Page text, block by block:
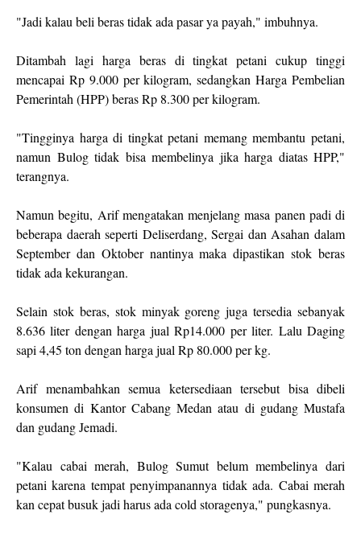
"Jadi kalau beli beras tidak ada pasar ya payah," imbuhnya.
Ditambah lagi harga beras di tingkat petani cukup tinggi
mencapai Rp 9.000 per kilogram, sedangkan Harga Pembelian
Pemerintah (HPP) beras Rp 8.300 per kilogram.
"Tingginya harga di tingkat petani memang membantu petani,
namun Bulog tidak bisa membelinya jika harga diatas HPP,"
terangnya.
Namun begitu, Arif mengatakan menjelang masa panen padi di
beberapa daerah seperti Deliserdang, Sergai dan Asahan dalam
September dan Oktober nantinya maka dipastikan stok beras
tidak ada kekurangan.
Selain stok beras, stok minyak goreng juga tersedia sebanyak
8.636 liter dengan harga jual Rp14.000 per liter. Lalu Daging
sapi 4,45 ton dengan harga jual Rp 80.000 per kg.
Arif menambahkan semua ketersediaan tersebut bisa dibeli
konsumen di Kantor Cabang Medan atau di gudang Mustafa
dan gudang Jemadi.
"Kalau cabai merah, Bulog Sumut belum membelinya dari
petani karena tempat penyimpanannya tidak ada. Cabai merah
kan cepat busuk jadi harus ada cold storagenya," pungkasnya.